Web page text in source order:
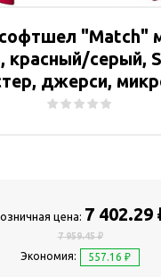
"Match"
красный/серый,
джерси,
цена: 7 402.29
7 959.45 ₽
Экономия: 557.16 ₽